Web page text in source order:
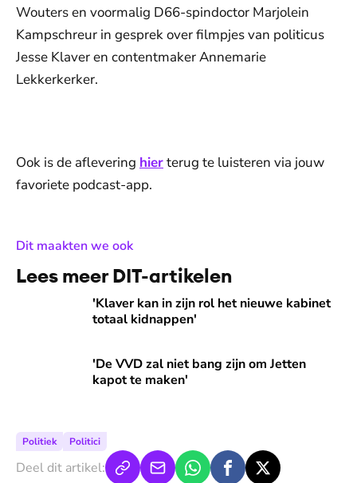
Wouters en voormalig D66-spindoctor Marjolein
Kampschreur in gesprek over filmpjes van politicus
Jesse Klaver en contentmaker Annemarie
Lekkerkerker.
Ook is de aflevering hierterug te luisteren via jouw
favoriete podcast-app.
Dit maakten we ook:
Lees meer DIT-artikelen
'Klaver kan in zijn rol het nieuwe kabinet
totaal kidnappen'
'Klaver kan in zijn rol het nieuwe kabinet totaal kidnappen'
'De VVD zal niet bang zijn om Jetten
kapot te maken'
'De VVD zal niet bang zijn om Jetten kapot te maken'
Politiek Politici
Deel dit artikel: